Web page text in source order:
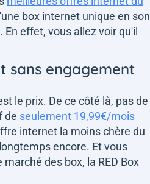
box internet unique en son
. En effet, vous allez voir qu'il
sans engagement
le prix. De ce côté là, pas de
de seulement 19,99€/mois
internet la moins chère du
encore. Et vous
des box, la RED Box